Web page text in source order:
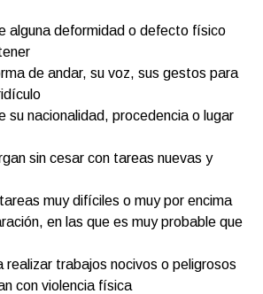
alguna deformidad o defecto físico
de andar, su voz, sus gestos para
su nacionalidad, procedencia o lugar
sin cesar con tareas nuevas y
muy difíciles o muy por encima
en las que es muy probable que
realizar trabajos nocivos o peligrosos
con violencia física